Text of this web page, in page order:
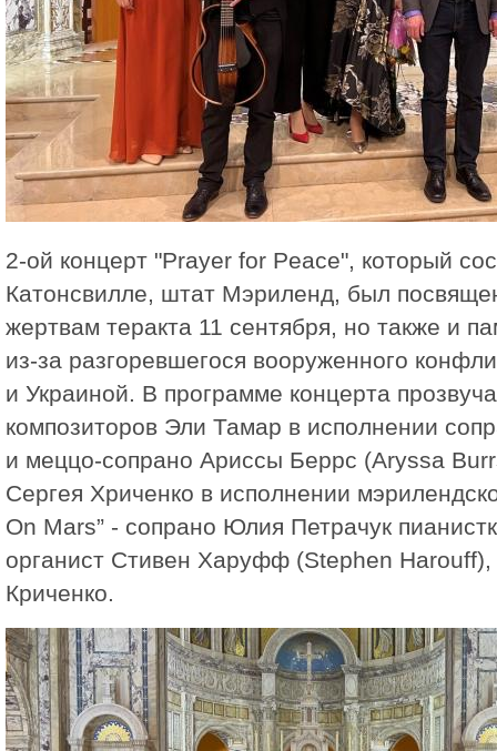
2-ой концерт "Prayer for Peace", который
Катонсвилле, штат Мэриленд, был
жертвам теракта 11 сентября, но также и
из-за разгоревшегося вооруженного
и Украиной. В программе концерта
композиторов Эли Тамар в исполнении
и меццо-сопрано Ариссы Беррс (Aryssa
Сергея Хриченко в исполнении
On Mars” - сопрано Юлия Петрачук
органист Стивен Харуфф (Stephen Harouff),
Криченко.